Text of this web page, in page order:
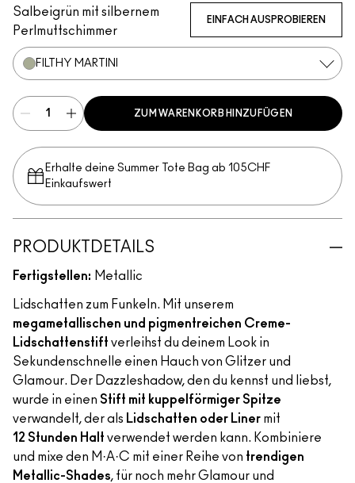
Salbeigrün mit silbernem
Perlmuttschimmer
EINFACH AUSPROBIEREN
FILTHY MARTINI
ZUM WARENKORB HINZUFÜGEN
Erhalte deine Summer Tote Bag ab 105CHF
Einkaufswert​
PRODUKTDETAILS
Fertigstellen: Metallic
Lidschatten zum Funkeln. Mit unserem
megametallischen und pigmentreichen Creme-
Lidschattenstift verleihst du deinem Look in
Sekundenschnelle einen Hauch von Glitzer und
Glamour. Der Dazzleshadow, den du kennst und liebst,
wurde in einen Stift mit kuppelförmiger Spitze
verwandelt, der als Lidschatten oder Liner mit
12 Stunden Halt verwendet werden kann. Kombiniere
und mixe den M·A·C mit einer Reihe von trendigen
Metallic-Shades, für noch mehr Glamour und